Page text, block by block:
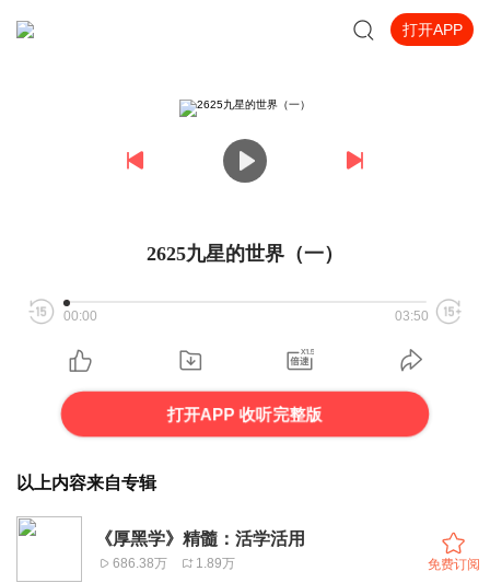
打开APP
2625九星的世界（一）
00:00 03:50
打开APP 收听完整版
以上内容来自专辑
《厚黑学》精髓：活学活用
686.38万 1.89万 免费订阅